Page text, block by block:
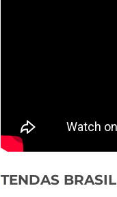
TENDAS BRASIL